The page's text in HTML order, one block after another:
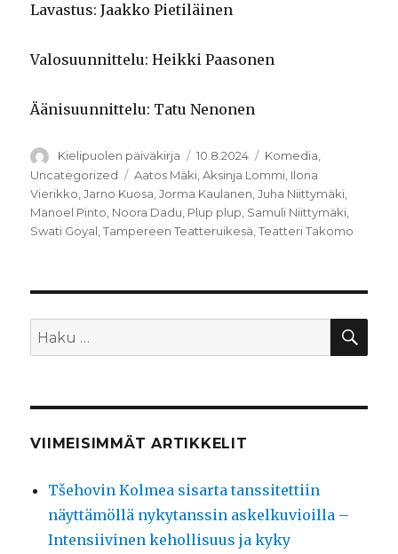
Lavastus: Jaakko Pietiläinen
Valosuunnittelu: Heikki Paasonen
Äänisuunnittelu: Tatu Nenonen
Kirjoittaja
Kielipuolen päiväkirja Julkaistu
10.8.2024 Kategoriat
Komedia,
Uncategorized
Avainsanat
Aatos Mäki ,Aksinja Lommi Ilona
Vierikko ,Jarno Kuosa ,Jorma Kaulanen ,Juha Niittymäki
Manoel Pinto Noora Dadu Plup plup Samuli Niittymäki
Swati Goyal ,Tampereen Teatteruikesä ,Teatteri Takomo
Etsi:
VIIMEISIMMÄT ARTIKKELIT
Tšehovin Kolmea sisarta tanssitettiin
näyttämöllä nykytanssin askelkuvioilla –
Intensiivinen kehollisuus ja kyky